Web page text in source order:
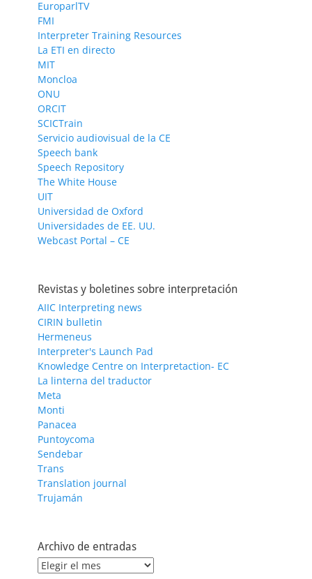
EuroparlTV
FMI
Interpreter Training Resources
La ETI en directo
MIT
Moncloa
ONU
ORCIT
SCICTrain
Servicio audiovisual de la CE
Speech bank
Speech Repository
The White House
UIT
Universidad de Oxford
Universidades de EE. UU.
Webcast Portal – CE
Revistas y boletines sobre interpretación
AIIC Interpreting news
CIRIN bulletin
Hermeneus
Interpreter's Launch Pad
Knowledge Centre on Interpretaction- EC
La linterna del traductor
Meta
Monti
Panacea
Puntoycoma
Sendebar
Trans
Translation journal
Trujamán
Archivo de entradas
Archivo